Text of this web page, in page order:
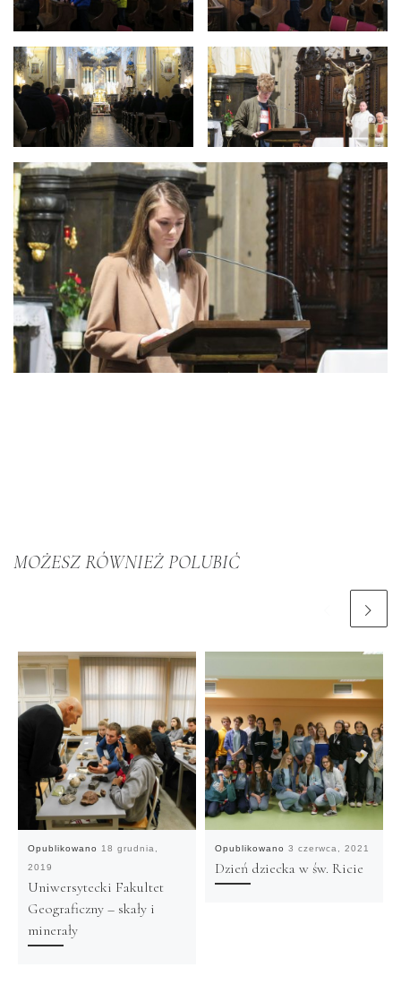
MOŻESZ RÓWNIEŻ POLUBIĆ
Opublikowano 18 grudnia,
2019
Uniwersytecki Fakultet
Geograficzny – skały i
minerały
Opublikowano 3 czerwca, 2021
Dzień dziecka w św. Ricie